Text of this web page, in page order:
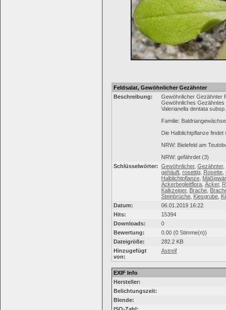
Feldsalat, Gewöhnlicher Gezähnter
Beschreibung:
Gewöhnlicher Gezähnter
Gewöhnliches Gezähntes
Valerianella dentata
Familie:
Die Halblichtpflanze
NRW: Bielefeld am
NRW: gefährdet (3)
Schlüsselwörter: Gewöhnlicher, Gezähnter,
gehäuft rosettig Rosette
Halblichtpflanze
Ackerbegleitflora Äcker,
Kalkzeiger, Brache
Steinbrüche Kiesgrube
Datum:
06.01.2019 16:22
Hits:
15394
Downloads:
0
Bewertung:
0.00 (0 Stimme(n))
Dateigröße:
282.2 KB
Hinzugefügt
von:
Astreif
EXIF Info
Hersteller:
Belichtungszeit:
Blende: